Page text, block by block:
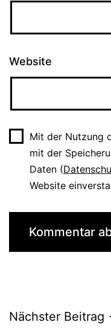
Website
Mit der Nutzung
mit der
Daten (
Website
Nächster Beitrag